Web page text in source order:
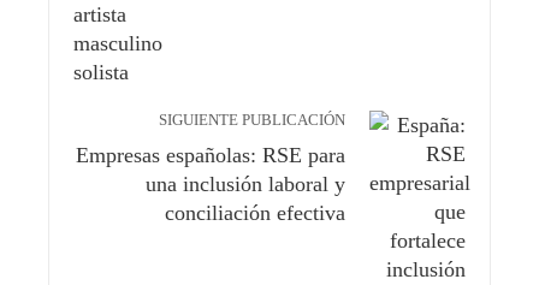
SIGUIENTE PUBLICACIÓN
Empresas españolas: RSE para
una inclusión laboral y
conciliación efectiva